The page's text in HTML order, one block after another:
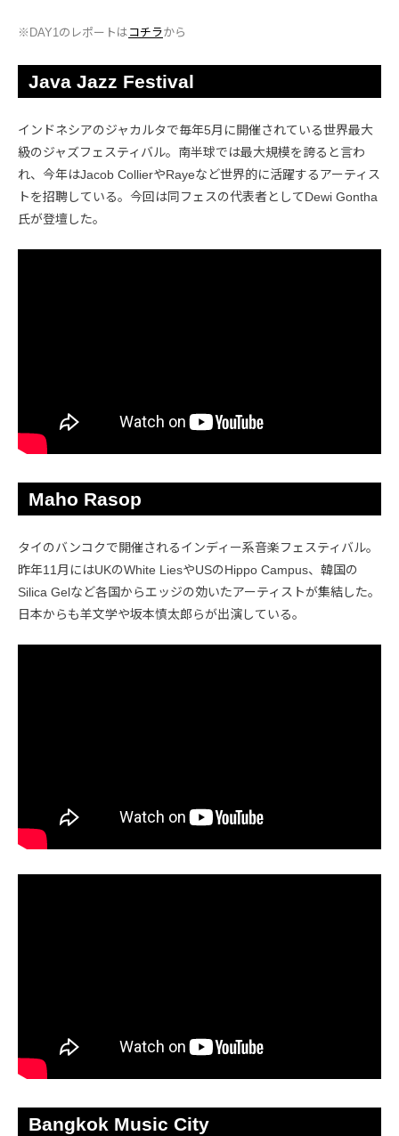
※DAY1のレポートは コチラから
Java Jazz Festival
インドネシアのジャカルタで毎年5月に開催されている世界最大
級のジャズフェスティバル。南半球では最大規模を誇ると言わ
れ、今年はJacob CollierやRayeなど世界的に活躍するアーティス
トを招聘している。今回は同フェスの代表者としてDewi Gontha
氏が登壇した。
Maho Rasop
タイのバンコクで開催されるインディー系音楽フェスティバル。
昨年11月にはUKのWhite LiesやUSのHippo Campus、韓国の
Silica Gelなど各国からエッジの効いたアーティストが集結した。
日本からも羊文学や坂本慎太郎らが出演している。
Bangkok Music City